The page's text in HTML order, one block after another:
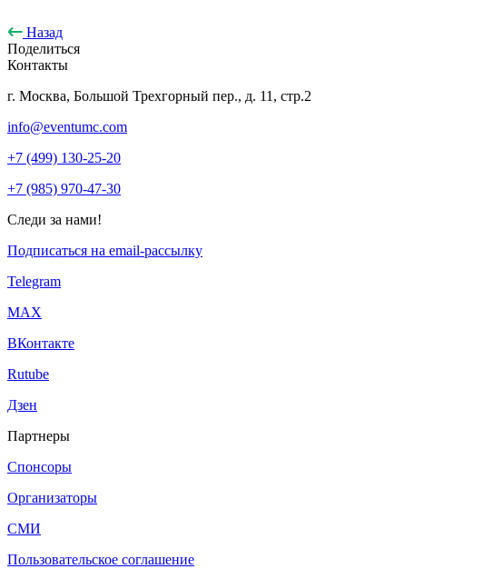
Назад
Поделиться
Контакты
г. Москва, Большой Трехгорный пер., д. 11, стр.2
info@eventumc.com
+7 (499) 130-25-20
+7 (985) 970-47-30
Следи за нами!
Подписаться на email-рассылку
Telegram
МАХ
ВКонтакте
Rutube
Дзен
Партнеры
Спонсоры
Организаторы
СМИ
Пользовательское соглашение